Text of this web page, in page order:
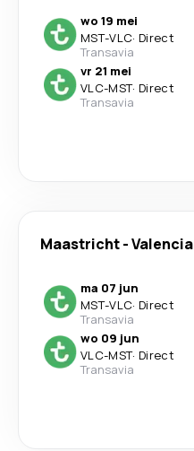
wo 19 mei
MST-VLC· Direct
Transavia
vr 21 mei
VLC-MST· Direct
Transavia
Maastricht-Valencia
ma 07 jun
MST-VLC· Direct
Transavia
wo 09 jun
VLC-MST· Direct
Transavia